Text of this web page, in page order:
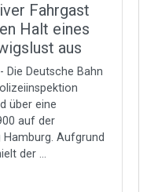
Fahrgast
Halt eines
aus
Die Deutsche Bahn
über eine
auf der
Hamburg. Aufgrund
der ...